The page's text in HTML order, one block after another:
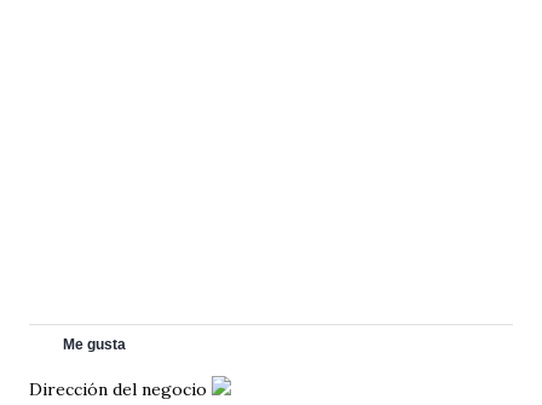
Me gusta
Dirección del negocio